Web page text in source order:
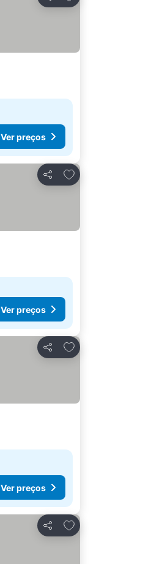
Ver preços
Partilhar
Adicionar aos favoritos
Ver preços
Partilhar
Adicionar aos favoritos
Ver preços
Partilhar
Adicionar aos favoritos